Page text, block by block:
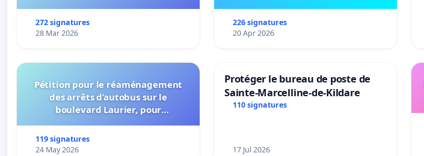
272 signatures
28 Mar 2026
226 signatures
20 Apr 2026
Pétition pour le réaménagement
des arrêts d’autobus sur le
boulevard Laurier, pour
connexion 805-802 à établir
119 signatures
24 May 2026
Protéger le bureau de poste de
Sainte-Marcelline-de-Kildare
110 signatures
17 Jul 2026